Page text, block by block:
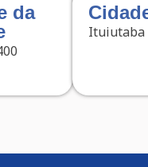
da
Ituiutaba